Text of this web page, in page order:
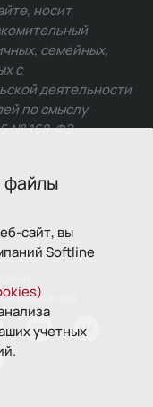
файлы
сайт, вы
Softline
учетных
носит
семейных,
с
деятельности
по смыслу
№ 168-ФЗ.